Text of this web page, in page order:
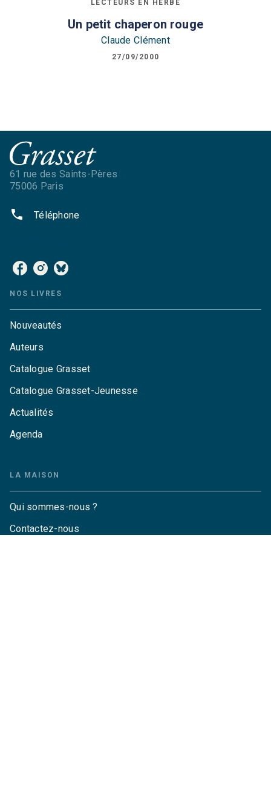
LECTEURS EN HERBE
Un petit chaperon rouge
Claude Clément
27/09/2000
61 rue des Saints-Pères
75006 Paris
phone Téléphone
NOS LIVRES
Nouveautés
Auteurs
Catalogue Grasset
Catalogue Grasset-Jeunesse
Actualités
Agenda
LA MAISON
Qui sommes-nous ?
Contactez-nous